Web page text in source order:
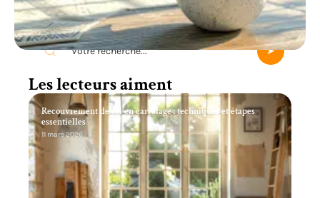
Recherche
Les lecteurs aiment
Recouvrement de sol en carrelage : techniques et étapes
essentielles
11 mars 2026